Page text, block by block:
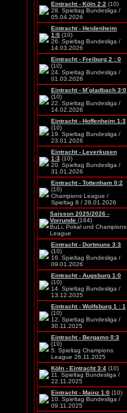
Eintracht - Köln 2:2 (10)
28. Spieltag Bundesliga /
05.04.2026
Eintracht - Heidenheim
1:0 (10)
26. Spieltag Bundesliga /
14.03.2026
Eintracht - Freiburg 2 : 0
(10)
24. Spieltag Bundesliga /
01.03.2026
Eintracht - M´gladbach 3:0
(10)
22. Spieltag Bundesliga /
14.02.2026
Eintracht - Hoffenheim 1:3
(10)
19. Spieltag Bundesliga /
23.01.2026
Eintracht - Leverkusen
1:3 (10)
20. Spieltag Bundesliga /
31.01.2026
Eintracht - Tottenham 0:2
(10)
Champions League /
Spieltag 8 / 28.01.2026
Saisson 2025/2026 -
Vorrunde (164)
BuLi, Pokal und Champions
League
Eintracht - Dortmuns 3:3
(10)
16. Spieltag Bundesliga /
09.01.2026
Eintracht - Augsburg 1:0
(10)
14. Spieltag Bundesliga /
13.12.2025
Eintracht - Wolfsburg 1 : 1
(10)
12. Spieltag Bundesliga /
30.11.2025
Eintracht - Bergamo 0:3
(10)
5. Spieltag Champions
League 26.11.2025
Köln - Eintracht 3:4 (10)
11. Spieltag Bundesliga /
22.11.2025
Eintracht - Mainz 1:0 (10)
10. Spieltag Bundesliga /
09.11.2025